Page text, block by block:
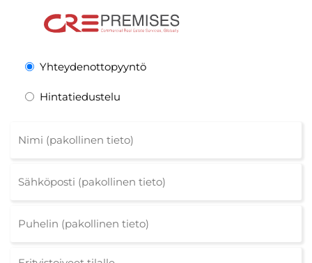
Yhteydenottopyyntö
Hintatiedustelu